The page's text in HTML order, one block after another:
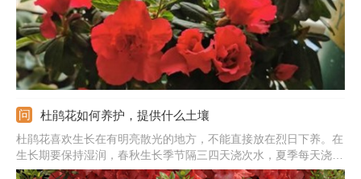
杜鹃花如何养护，提供什么土壤
杜鹃花喜欢生长在有明亮散光的地方，不能直接放在烈日下养。在
生长期要保持湿润，春秋生长季节隔三四天浇次水，夏季每天浇次
水。根据生长所需勤施薄肥，千万不能施加浓肥和生肥。温度最好